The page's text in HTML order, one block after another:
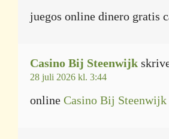
juegos online dinero gratis
Casino Bij Steenwijk
28 juli 2026 kl. 3:44
online Casino Bij Steenwijk